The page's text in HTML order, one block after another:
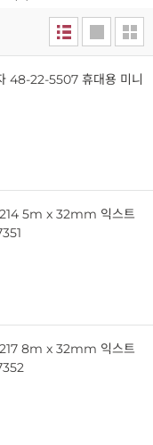
48-22-5507 휴대용 미니
5m x 32mm 익스트
8m x 32mm 익스트